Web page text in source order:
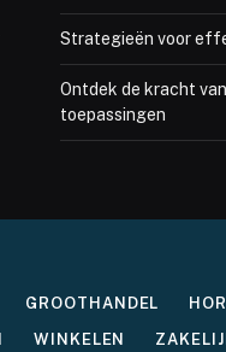
Strategieën voor
Ontdek de kracht
toepassingen
GROOTHANDEL
WINKELEN